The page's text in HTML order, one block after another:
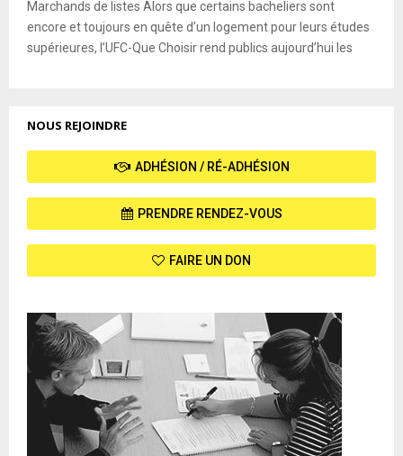
Marchands de listes Alors que certains bacheliers sont
encore et toujours en quête d’un logement pour leurs études
supérieures, l’UFC-Que Choisir rend publics aujourd’hui les
NOUS REJOINDRE
ADHÉSION / RÉ-ADHÉSION
PRENDRE RENDEZ-VOUS
FAIRE UN DON